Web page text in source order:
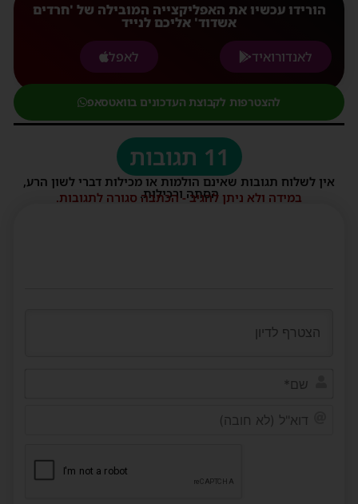
הורידו עכשיו את האפליקצייה המובילה של 'חרדים
אשדוד' אליכם לנייד
לאנדורואיד
לאפל
להצטרפות לקבוצת העדכונים בוואטסאפ
11 תגובות
אין לשלוח תגובות שאינם הולמות או מכילות דברי לשון הרע,
הסתה ורכילות.
במידה ולא ניתן להגיב - הכתבה סגורה לתגובות.